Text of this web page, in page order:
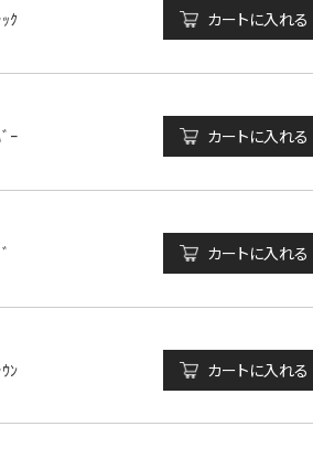
ｸ カートに入れる
ｰ カートに入れる
カートに入れる
ﾝ カートに入れる